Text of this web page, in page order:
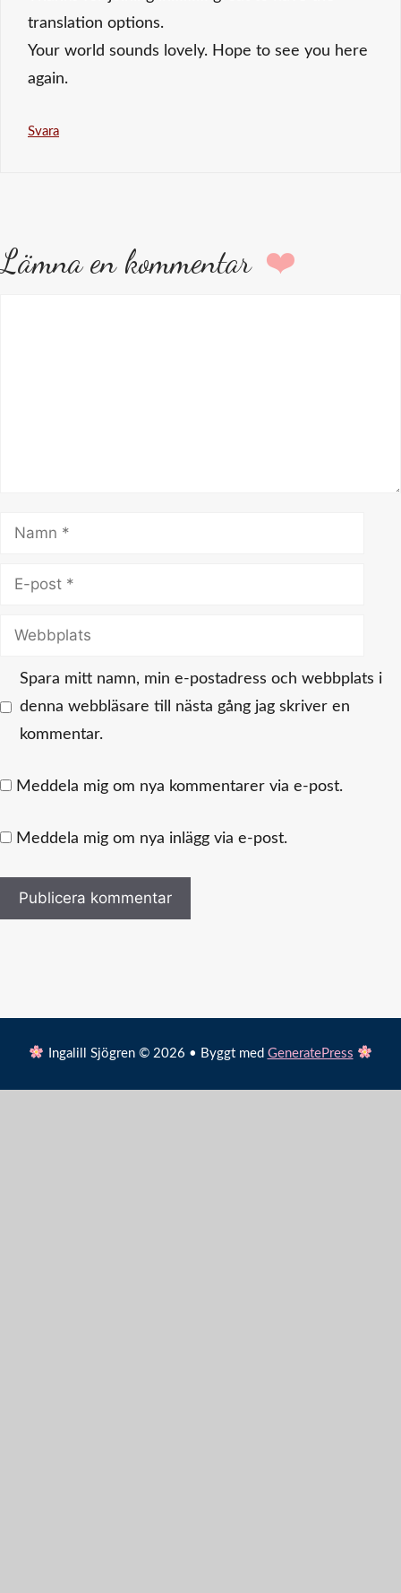
translation options.
Your world sounds lovely. Hope to see you here
again.
Svara
Lämna en kommentar
Namn
Webbplats
Spara mitt namn, min e-postadress och webbplats i
denna webbläsare till nästa gång jag skriver en
kommentar.
Meddela mig om nya kommentarer via e-post.
Meddela mig om nya inlägg via e-post.
Ingalill Sjögren © 2026 • Byggt med GeneratePress